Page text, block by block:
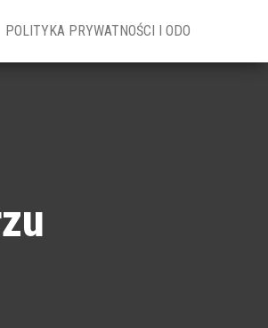
POLITYKA PRYWATNOŚCI I ODO